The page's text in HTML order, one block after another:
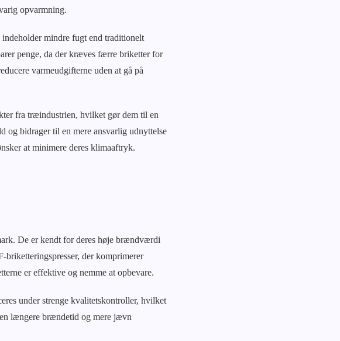
opvarmning.
mindre fugt end traditionelt
penge, da der kræves færre briketter for
varmeudgifterne uden at gå på
fra træindustrien, hvilket gør dem til en
og bidrager til en mere ansvarlig udnyttelse
at minimere deres klimaaftryk.
De er kendt for deres høje brændværdi
der komprimerer
er effektive og nemme at opbevare.
under strenge kvalitetskontroller, hvilket
længere brændetid og mere jævn